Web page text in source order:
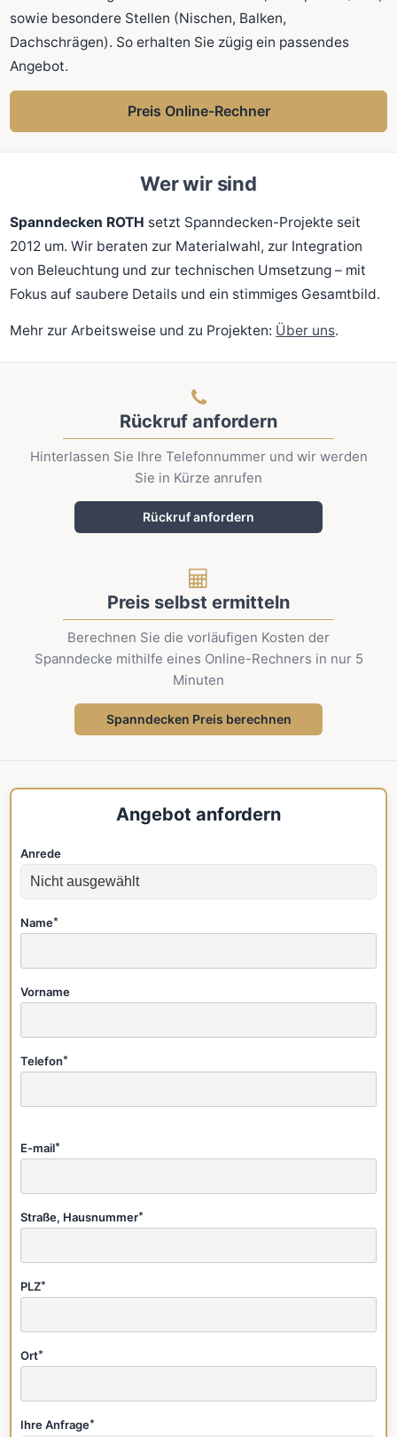
sowie besondere Stellen (Nischen, Balken,
Dachschrägen). So erhalten Sie zügig ein passendes
Angebot.
Preis Online-Rechner
Wer wir sind
Spanndecken ROTH setzt Spanndecken-Projekte seit
2012 um. Wir beraten zur Materialwahl, zur Integration
von Beleuchtung und zur technischen Umsetzung – mit
Fokus auf saubere Details und ein stimmiges Gesamtbild.
Mehr zur Arbeitsweise und zu Projekten: Über uns.
Rückruf anfordern
Hinterlassen Sie Ihre Telefonnummer und wir werden
Sie in Kürze anrufen
Rückruf anfordern
Preis selbst ermitteln
Berechnen Sie die vorläufigen Kosten der
Spanndecke mithilfe eines Online-Rechners in nur 5
Minuten
Spanndecken Preis berechnen
Angebot anfordern
Anrede
Name*
Vorname
Telefon*
E-mail*
Straße, Hausnummer*
PLZ*
Ort*
Ihre Anfrage*